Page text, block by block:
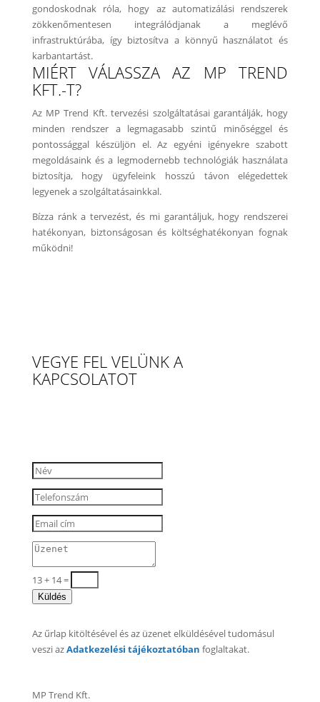
gondoskodnak róla, hogy az automatizálási rendszerek
zökkenőmentesen integrálódjanak a meglévő
infrastruktúrába, így biztosítva a könnyű használatot és
karbantartást.
MIÉRT VÁLASSZA AZ MP TREND
KFT.-T?
Az MP Trend Kft. tervezési szolgáltatásai garantálják, hogy
minden rendszer a legmagasabb szintű minőséggel és
pontossággal készüljön el. Az egyéni igényekre szabott
megoldásaink és a legmodernebb technológiák használata
biztosítja, hogy ügyfeleink hosszú távon elégedettek
legyenek a szolgáltatásainkkal.
Bízza ránk a tervezést, és mi garantáljuk, hogy rendszerei
hatékonyan, biztonságosan és költséghatékonyan fognak
működni!
VEGYE FEL VELÜNK A
KAPCSOLATOT
13 + 14=
Küldés
Az űrlap kitöltésével és az üzenet elküldésével tudomásul
veszi azAdatkezelési tájékoztatóban foglaltakat.
MP Trend Kft.